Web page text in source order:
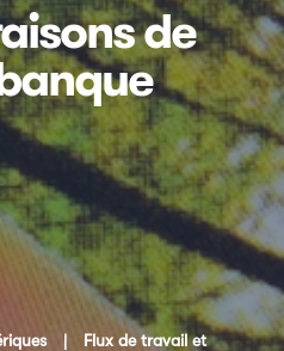
de
|
Flux de travail et